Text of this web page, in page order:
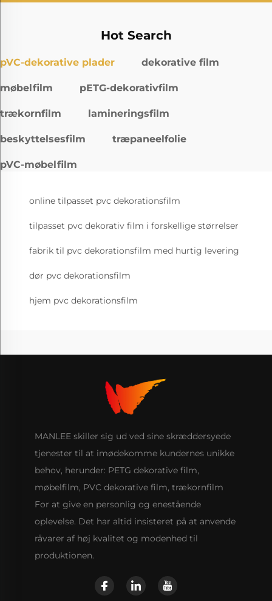
Hot Search
pVC-dekorative plader dekorative film
møbelfilm pETG-dekorativfilm
trækornfilm lamineringsfilm
beskyttelsesfilm træpaneelfolie
pVC-møbelfilm
online tilpasset pvc dekorationsfilm
tilpasset pvc dekorativ film i forskellige størrelser
fabrik til pvc dekorationsfilm med hurtig levering
dør pvc dekorationsfilm
hjem pvc dekorationsfilm
MANLEE skiller sig ud ved sine skræddersyede
tjenester til at imødekomme kundernes unikke
behov, herunder: PETG dekorative film,
møbelfilm, PVC dekorative film, trækornfilm
For at give en personlig og enestående
oplevelse. Det har altid insisteret på at anvende
råvarer af høj kvalitet og modenhed til
produktionen.